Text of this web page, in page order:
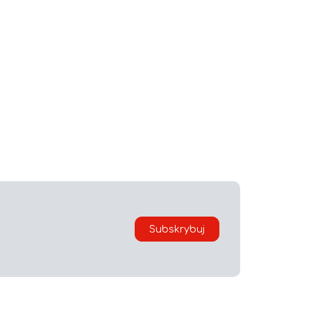
Subskrybuj